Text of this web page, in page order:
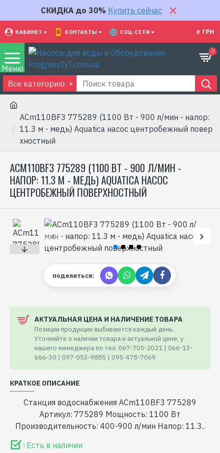
СКИДКА до 30% Купить сейчас
КАБИНЕТ КОНТАКТЫ СОЦ-СЕТИ ₴ ГРН
0
Все категорию
ACm110BF3 775289 (1100 Вт - 900 л/мин - напор:
11.3 м - медь) Aquatica насос центробежный повер
хностный
ACM110BF3 775289 (1100 ВТ - 900 Л/МИН -
НАПОР: 11.3 М - МЕДЬ) AQUATICA НАСОС
ЦЕНТРОБЕЖНЫЙ ПОВЕРХНОСТНЫЙ
поделиться:
АКТУАЛЬНАЯ ЦЕНА И НАЛИЧЕНИЕ ТОВАРА
Позиции продукции выбиваются каждый день.
Уточняйте о наличии товара и актуальной цене, у
нашего менеджера по тел. 067-705-2021 | 066-13-
666-30 | 097-053-9885 | 095-478-7069
КРАТКОЕ ОПИСАНИЕ
Станция водоснабжения ACm110BF3 775289
Артикул: 775289 Мощность: 1100 Вт
Производительность: 400-900 л/мин Напор: 11.3..
: Есть в наличии